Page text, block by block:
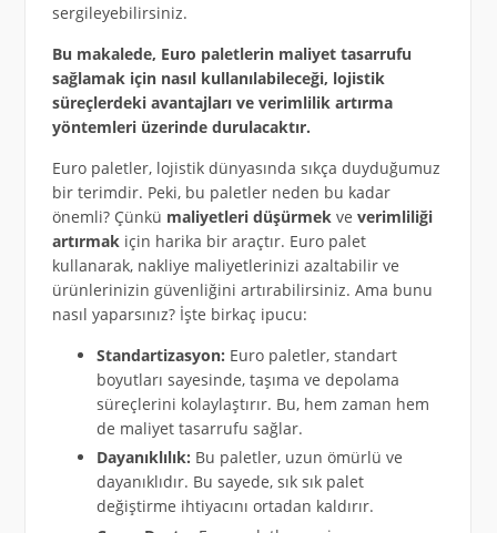
sergileyebilirsiniz.
Bu makalede, Euro paletlerin maliyet tasarrufu
sağlamak için nasıl kullanılabileceği, lojistik
süreçlerdeki avantajları ve verimlilik artırma
yöntemleri üzerinde durulacaktır.
Euro paletler, lojistik dünyasında sıkça duyduğumuz
bir terimdir. Peki, bu paletler neden bu kadar
önemli? Çünkü maliyetleri düşürmekve verimliliği
artırmakiçin harika bir araçtır. Euro palet
kullanarak, nakliye maliyetlerinizi azaltabilir ve
ürünlerinizin güvenliğini artırabilirsiniz. Ama bunu
nasıl yaparsınız? İşte birkaç ipucu:
Standartizasyon: Euro paletler, standart
boyutları sayesinde, taşıma ve depolama
süreçlerini kolaylaştırır. Bu, hem zaman hem
de maliyet tasarrufu sağlar.
Dayanıklılık: Bu paletler, uzun ömürlü ve
dayanıklıdır. Bu sayede, sık sık palet
değiştirme ihtiyacını ortadan kaldırır.